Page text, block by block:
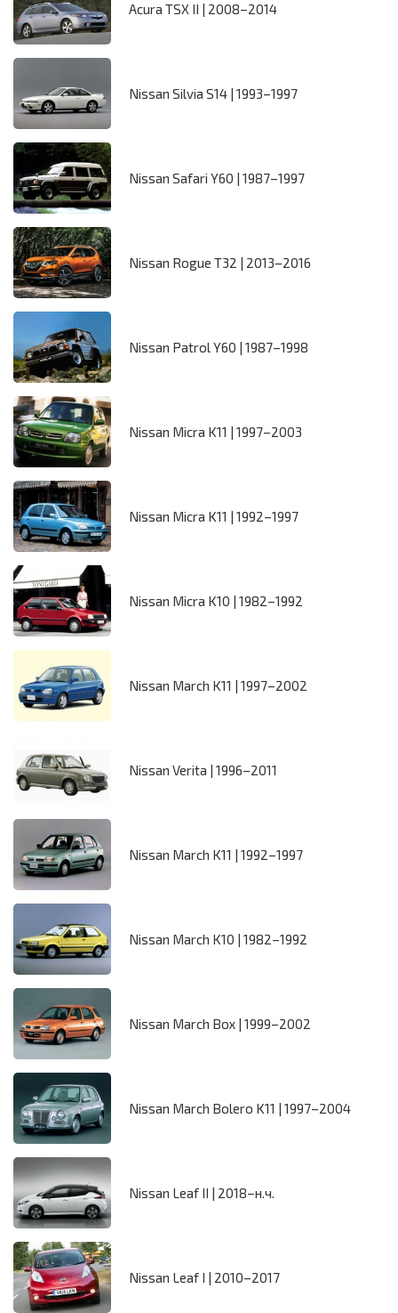
Acura TSX II | 2008–2014
Nissan Silvia S14 | 1993–1997
Nissan Safari Y60 | 1987–1997
Nissan Rogue T32 | 2013–2016
Nissan Patrol Y60 | 1987–1998
Nissan Micra K11 | 1997–2003
Nissan Micra K11 | 1992–1997
Nissan Micra K10 | 1982–1992
Nissan March K11 | 1997–2002
Nissan Verita | 1996–2011
Nissan March K11 | 1992–1997
Nissan March K10 | 1982–1992
Nissan March Box | 1999–2002
Nissan March Bolero K11 | 1997–2004
Nissan Leaf II | 2018–н.ч.
Nissan Leaf I | 2010–2017